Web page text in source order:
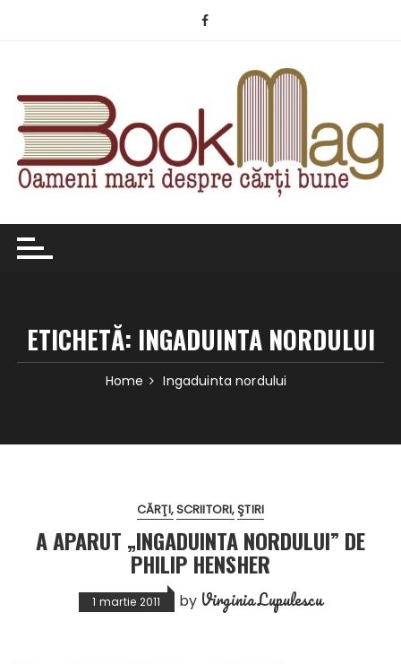
ETICHETĂ: INGADUINTA NORDULUI
Home Ingaduinta nordului
CĂRŢI SCRIITORI ŞTIRI
A APARUT „INGADUINTA NORDULUI” DE
PHILIP HENSHER
1 martie 2011 by Virginia Lupulescu